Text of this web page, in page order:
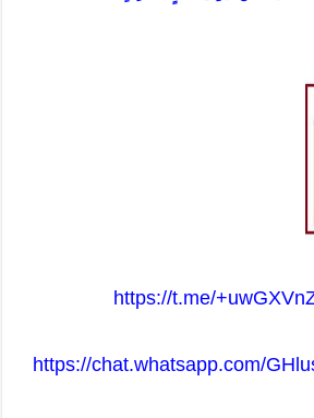
https://t.me/
https://chat.whatsapp.com/